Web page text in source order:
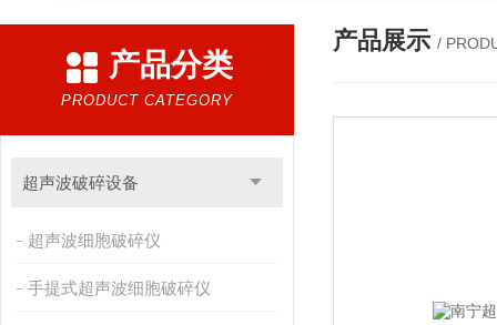
产品分类
PRODUCT CATEGORY
超声波破碎设备
超声波细胞破碎仪
手提式超声波细胞破碎仪
产品展示 /